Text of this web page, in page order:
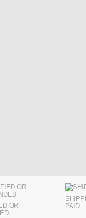
OR
PAID